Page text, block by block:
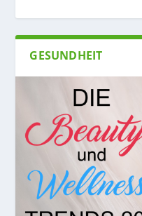
GESUNDHEIT